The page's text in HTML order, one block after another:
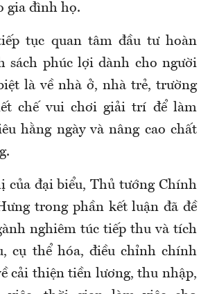
gia đình họ.
tục quan tâm đầu tư hoàn
sách phúc lợi dành cho người
là về nhà ở, nhà trẻ, trường
chế vui chơi giải trí để làm
hằng ngày và nâng cao chất
của đại biểu,Thủ tướng Chính
trong phần kết luận đã đề
nghiêm túc tiếp thu và tích
cụ thể hóa, điều chỉnh chính
cải thiện tiền lương, thu nhập,